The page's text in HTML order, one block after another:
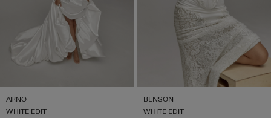
ARNO
WHITE EDIT
BENSON
WHITE EDIT